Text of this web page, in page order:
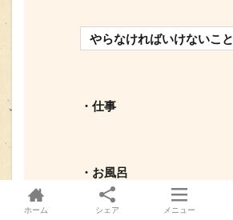
やらなければいけないこと
・仕事
・お風呂
ホーム シェア メニュー